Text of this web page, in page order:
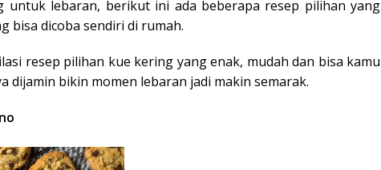
untuk lebaran, berikut ini ada beberapa resep pilihan yang
bisa dicoba sendiri di rumah.
resep pilihan kue kering yang enak, mudah dan bisa kamu
dijamin bikin momen lebaran jadi makin semarak.